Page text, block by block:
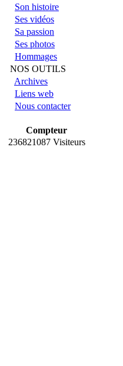
Son histoire
Ses vidéos
Sa passion
Ses photos
Hommages
NOS OUTILS
Archives
Liens web
Nous contacter
Compteur
236821087 Visiteurs